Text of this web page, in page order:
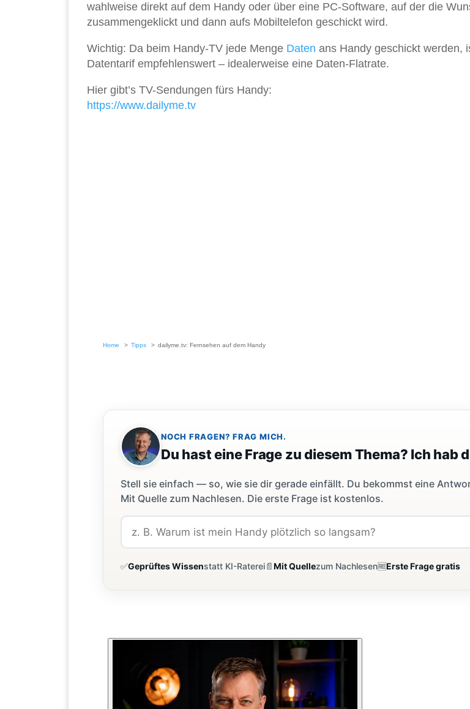
wahlweise direkt auf dem Handy oder über eine PC-Software, auf der die
zusammengeklickt und dann aufs Mobiltelefon geschickt wird.
Wichtig: Da beim Handy-TV jede Menge Daten ans Handy geschickt werden,
Datentarif empfehlenswert – idealerweise eine Daten-Flatrate.
Hier gibt’s TV-Sendungen fürs Handy:
https://www.dailyme.tv
Home Tipps dailyme.tv: Fernsehen auf dem Handy
NOCH FRAGEN? FRAG MICH.
Du hast eine Frage zu diesem Thema? Ich hab
Stell sie einfach — so, wie sie dir gerade einfällt. Du bekommst eine
Mit Quelle zum Nachlesen. Die erste Frage ist kostenlos.
✅Geprüftes Wissenstatt KI-Raterei📄Mit Quellezum Nachlesen🆓Erste Frage gratis